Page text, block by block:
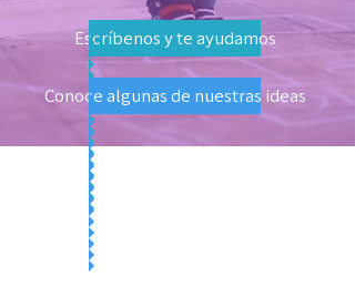
Escríbenos y te ayudamos
Conoce algunas de nuestras ideas